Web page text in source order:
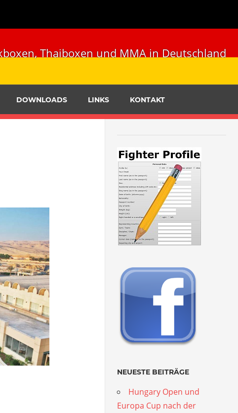
Thaiboxen und MMA in Deutschland
DOWNLOADS LINKS KONTAKT
NEUESTE BEITRÄGE
Hungary Open und
Europa Cup nach der